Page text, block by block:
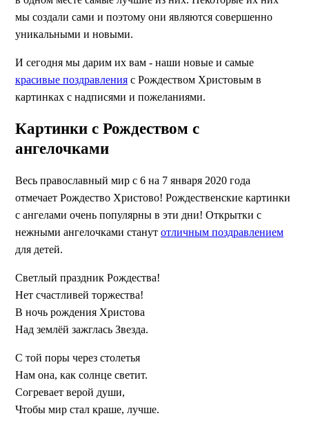
мы создали сами и поэтому они являются совершенно
уникальными и новыми.
И сегодня мы дарим их вам - наши новые и самые
красивые поздравления с Рождеством Христовым в
картинках с надписями и пожеланиями.
Картинки с Рождеством с
ангелочками
Весь православный мир с 6 на 7 января 2020 года
отмечает Рождество Христово! Рождественские картинки
с ангелами очень популярны в эти дни! Открытки с
нежными ангелочками станут отличным поздравлением
для детей.
Светлый праздник Рождества!
Нет счастливей торжества!
В ночь рождения Христова
Над землёй зажглась Звезда.
С той поры через столетья
Нам она, как солнце светит.
Согревает верой души,
Чтобы мир стал краше, лучше.